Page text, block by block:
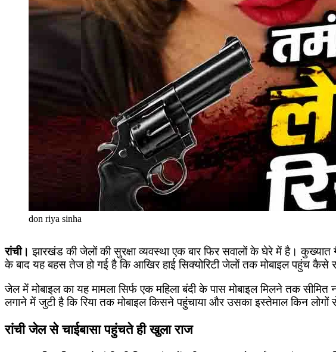
don riya sinha
रांची। झारखंड की जेलों की सुरक्षा व्यवस्था एक बार फिर सवालों के घेरे में है। कुख्यात
के बाद यह बहस तेज हो गई है कि आखिर हाई सिक्योरिटी जेलों तक मोबाइल पहुंच कैसे
जेल में मोबाइल का यह मामला सिर्फ एक महिला बंदी के पास मोबाइल मिलने तक
लगाने में जुटी है कि रिया तक मोबाइल किसने पहुंचाया और उसका इस्तेमाल किन लोगों
रांची जेल से चाईबासा पहुंचते ही खुला राज